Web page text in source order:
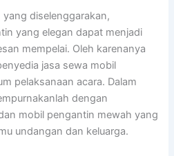
diselenggarakan,
yang elegan dapat menjadi
mempelai. Oleh karenanya
jasa sewa mobil
pelaksanaan acara. Dalam
dengan
mobil pengantin mewah yang
undangan dan keluarga.